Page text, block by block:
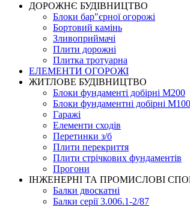
ДОРОЖНЄ БУДIВНИЦТВО
Блоки бар"єрної огорожі
Бортовий камінь
Зливоприймачі
Плити дорожні
Плитка тротуарна
ЕЛЕМЕНТИ ОГОРОЖІ
ЖИТЛОВЕ БУДIВНИЦТВО
Блоки фундаменті добірні М200
Блоки фундаментні добірні М100
Гаражі
Елементи сходів
Перетинки з/б
Плити перекриття
Плити стрічкових фундаментів
Прогони
ІНЖЕНЕРНІ ТА ПРОМИСЛОВІ
Балки двоскатні
Балки серії 3.006.1-2/87